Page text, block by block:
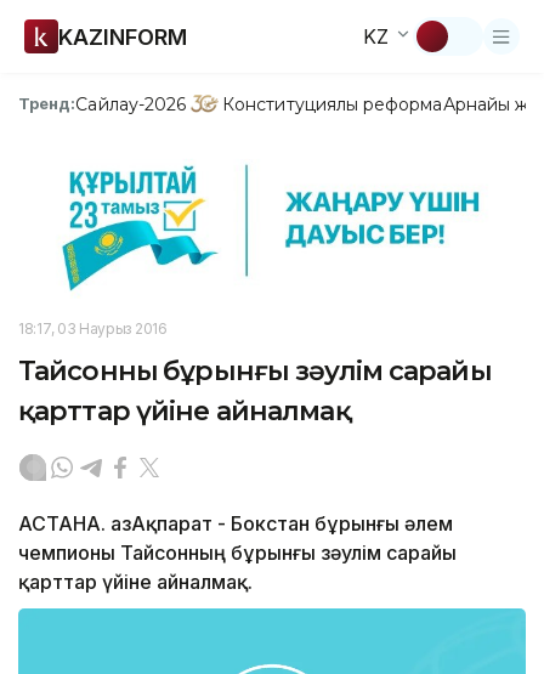
KAZINFORM KZ
Тренд:Сайлау-2026 Конституциялық реформаАрнайы
18:17, 03 Наурыз 2016
Тайсонның бұрынғы зәулім сарайы
қарттар үйіне айналмақ
АСТАНА. ҚазАқпарат - Бокстан бұрынғы әлем
чемпионы Тайсонның бұрынғы зәулім сарайы
қарттар үйіне айналмақ.